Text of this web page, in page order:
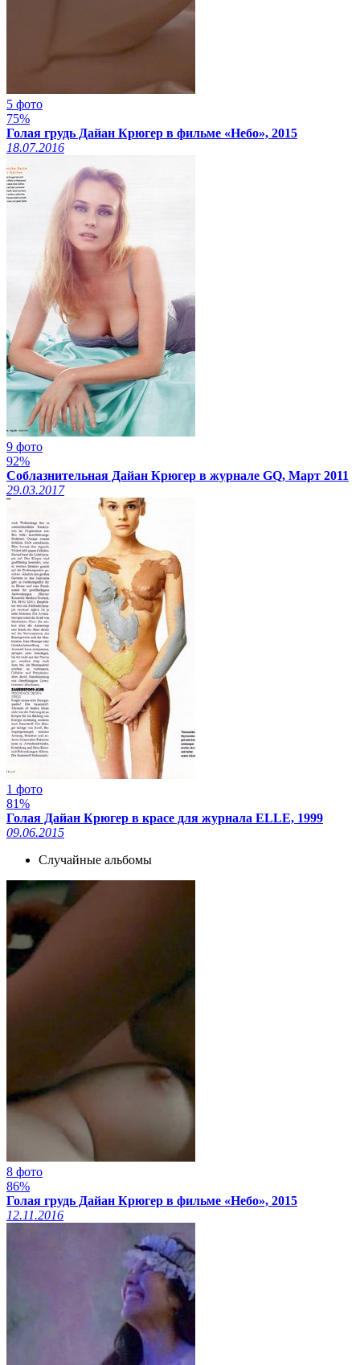
5 фото
75%
Голая грудь Дайан Крюгер в фильме «Небо», 2015
18.07.2016
9 фото
92%
Соблазнительная Дайан Крюгер в журнале GQ, Март 2011
29.03.2017
1 фото
81%
Голая Дайан Крюгер в красе для журнала ELLE, 1999
09.06.2015
Случайные альбомы
8 фото
86%
Голая грудь Дайан Крюгер в фильме «Небо», 2015
12.11.2016